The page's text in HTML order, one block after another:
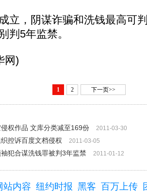
，阴谋诈骗和洗钱最高可
判5年监禁。
)
1 2 下一页>>
权作品 文库分类减至169份
2011-03-30
控诉百度文档侵权 2011-03-05
犯合谋洗钱罪被判3年监禁 2011-01-12
站内容 纽约时报 黑客 百万上传